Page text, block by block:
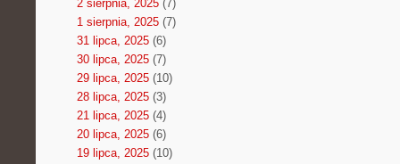
2 sierpnia, 2025(7)
1 sierpnia, 2025(7)
31 lipca, 2025(6)
30 lipca, 2025(7)
29 lipca, 2025(10)
28 lipca, 2025(3)
21 lipca, 2025(4)
20 lipca, 2025(6)
19 lipca, 2025(10)